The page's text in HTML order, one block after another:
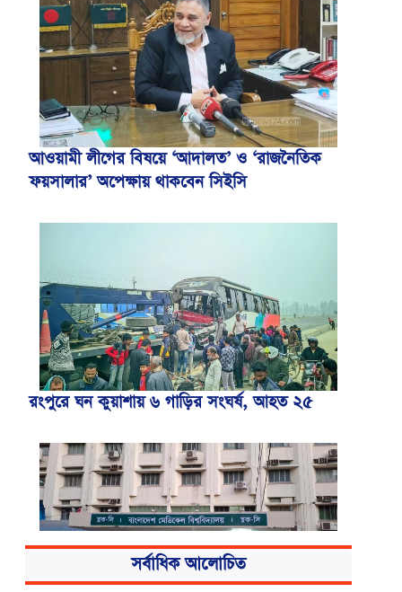
আওয়ামী লীগের বিষয়ে ‘আদালত’ ও ‘রাজনৈতিক
ফয়সালার’ অপেক্ষায় থাকবেন সিইসি
রংপুরে ঘন কুয়াশায় ৬ গাড়ির সংঘর্ষ, আহত ২৫
সর্বাধিক আলোচিত